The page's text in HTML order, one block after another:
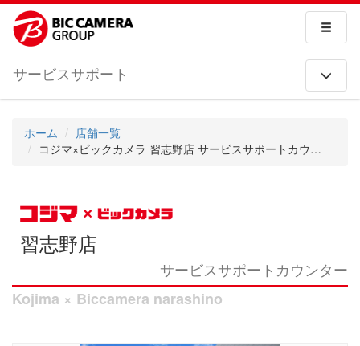
サービスサポート
ホーム
店舗一覧
コジマ×ビックカメラ 習志野店 サービスサポートカウンター
習志野店
サービスサポートカウンター
Kojima × Biccamera narashino